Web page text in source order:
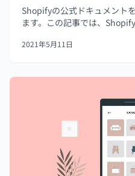
Shopifyの公式ドキュメント
ます。この記事では、
2021年5月11日